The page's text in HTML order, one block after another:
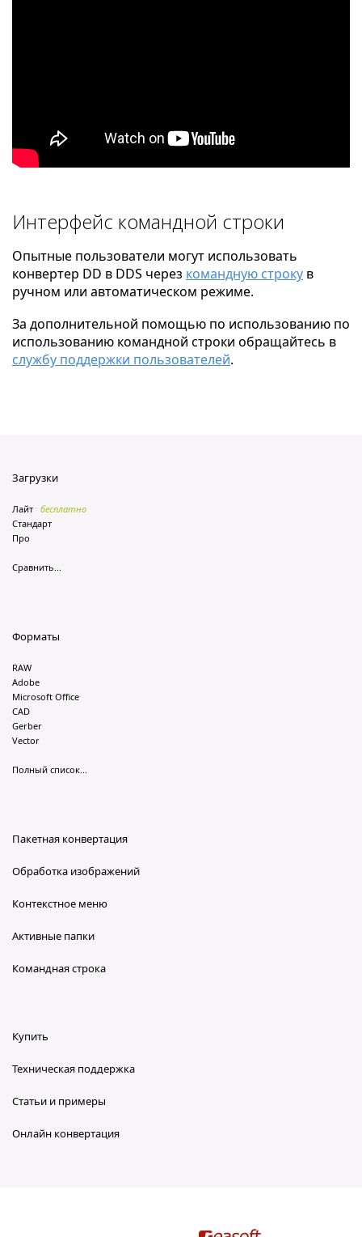
Интерфейс командной строки
Опытные пользователи могут использовать
конвертер DD в DDS через командную строку в
ручном или автоматическом режиме.
За дополнительной помощью по использованию по
использованию командной строки обращайтесь в
службу поддержки пользователей.
Загрузки
Лайт бесплатно
Стандарт
Про
Сравнить...
Форматы
RAW
Adobe
Microsoft Office
CAD
Gerber
Vector
Полный список...
Пакетная конвертация
Обработка изображений
Контекстное меню
Активные папки
Командная строка
Купить
Техническая поддержка
Статьи и примеры
Онлайн конвертация